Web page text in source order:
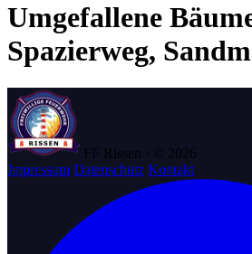
Umgefallene
Spazierweg,
FF Rissen · © 2026
Impressum Datenschutz Kontakt